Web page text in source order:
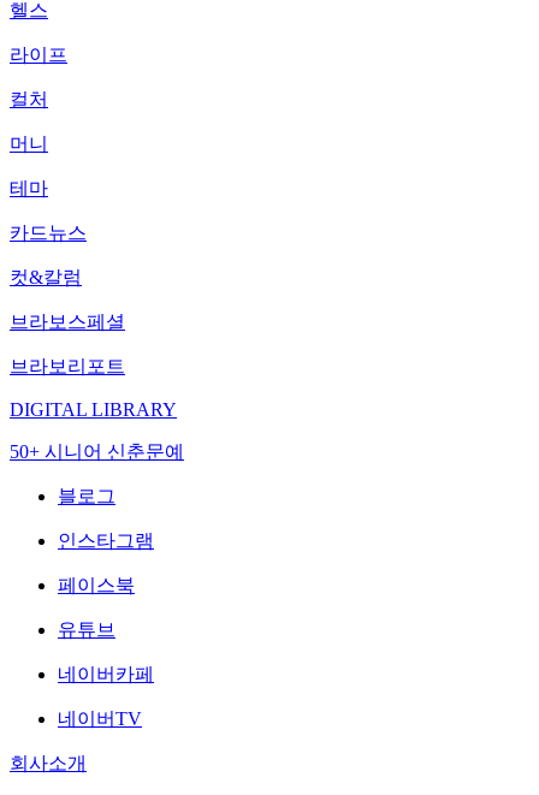
헬스
라이프
컬처
머니
테마
카드뉴스
컷&칼럼
브라보스페셜
브라보리포트
DIGITAL LIBRARY
50+ 시니어 신춘문예
블로그
인스타그램
페이스북
유튜브
네이버카페
네이버TV
회사소개